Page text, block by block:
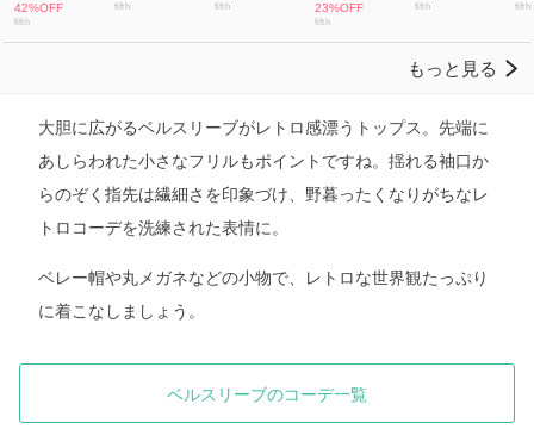
大胆に広がるベルスリーブがレトロ感漂うトップス。先端に
あしらわれた小さなフリルもポイントですね。揺れる袖口か
らのぞく指先は繊細さを印象づけ、野暮ったくなりがちなレ
トロコーデを洗練された表情に。
ベレー帽や丸メガネなどの小物で、レトロな世界観たっぷり
に着こなしましょう。
ベルスリーブのコーデ一覧